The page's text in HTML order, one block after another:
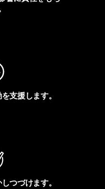
支援します。
つづけます。